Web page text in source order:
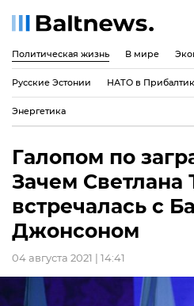
Политическая жизнь В мире
Русские Эстонии НАТО в
Энергетика
Галопом по
Зачем Светлана
встречалась с
Джонсоном
04 августа 2021 | 14:41